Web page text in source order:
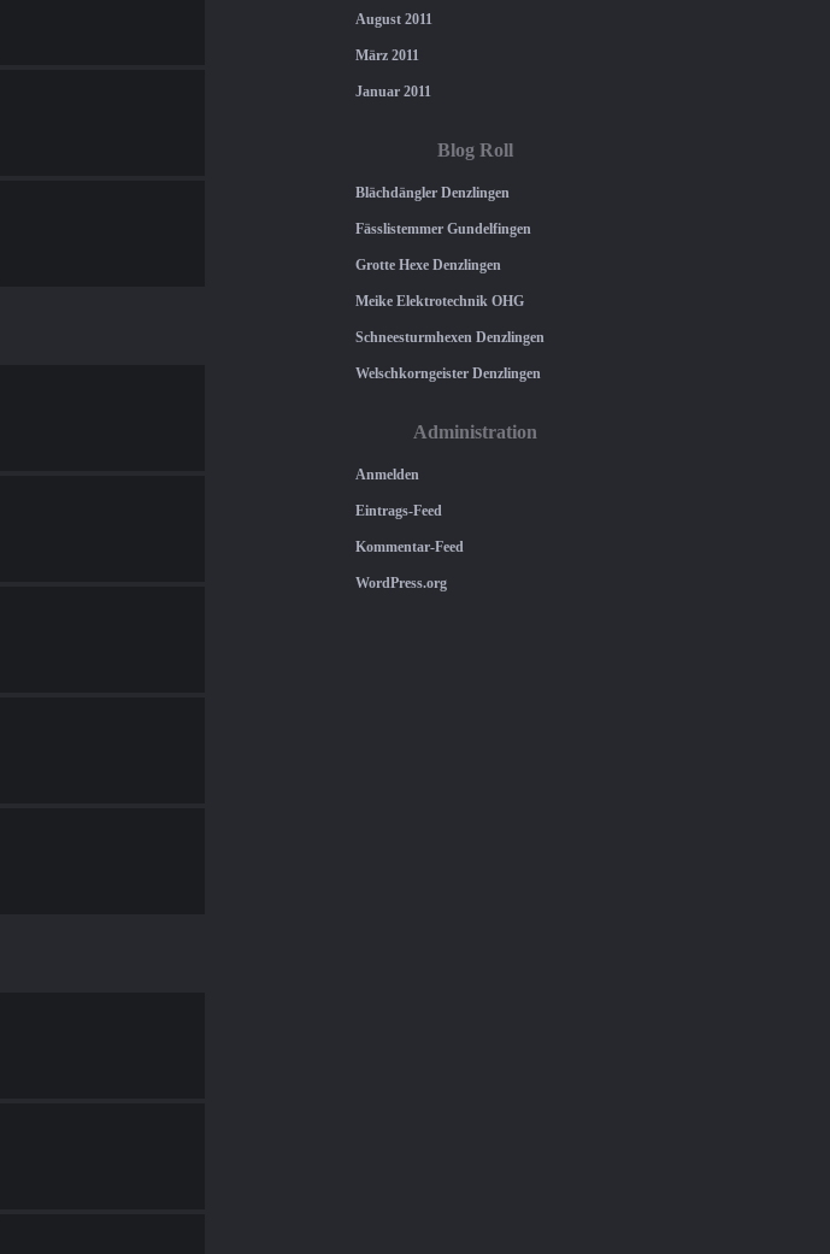
August 2011
März 2011
Januar 2011
Blog Roll
Blächdängler Denzlingen
Fässlistemmer Gundelfingen
Grotte Hexe Denzlingen
Meike Elektrotechnik OHG
Schneesturmhexen Denzlingen
Welschkorngeister Denzlingen
Administration
Anmelden
Eintrags-Feed
Kommentar-Feed
WordPress.org